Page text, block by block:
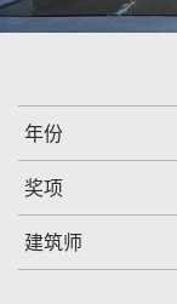
年份
奖项
建筑师